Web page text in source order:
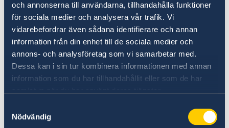
och annonserna till användarna, tillhandahålla funktioner
för sociala medier och analysera vår trafik. Vi
vidarebefordrar även sådana identifierare och annan
information från din enhet till de sociala medier och
annons- och analysföretag som vi samarbetar med.
Dessa kan i sin tur kombinera informationen med annan
information som du har tillhandahållit eller som de har
Nödvändig
Of kijk op
link naar werving en selectiebureau BKV
, die
ook banen in Zweden bemiddelt.
Link naar Medicarrera,
een bedrijf dat
medisch personeel werft om in Zweden in vaste
dienst van ziekenhuizen en gezondheidscentra
te gaan werken.
Het bedrijf Exemplar AB ondersteunt en